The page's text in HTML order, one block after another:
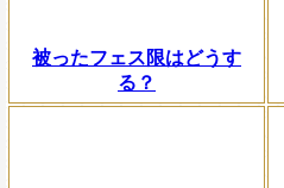
被ったフェス限はどうす
る？